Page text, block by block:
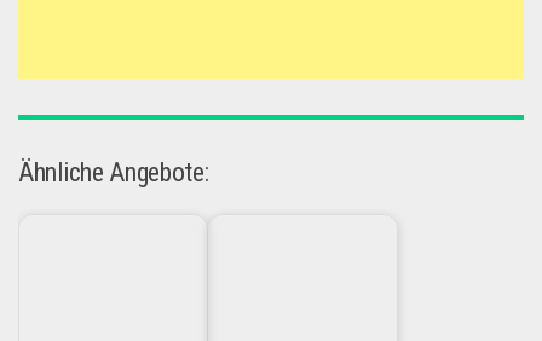
Ähnliche Angebote: